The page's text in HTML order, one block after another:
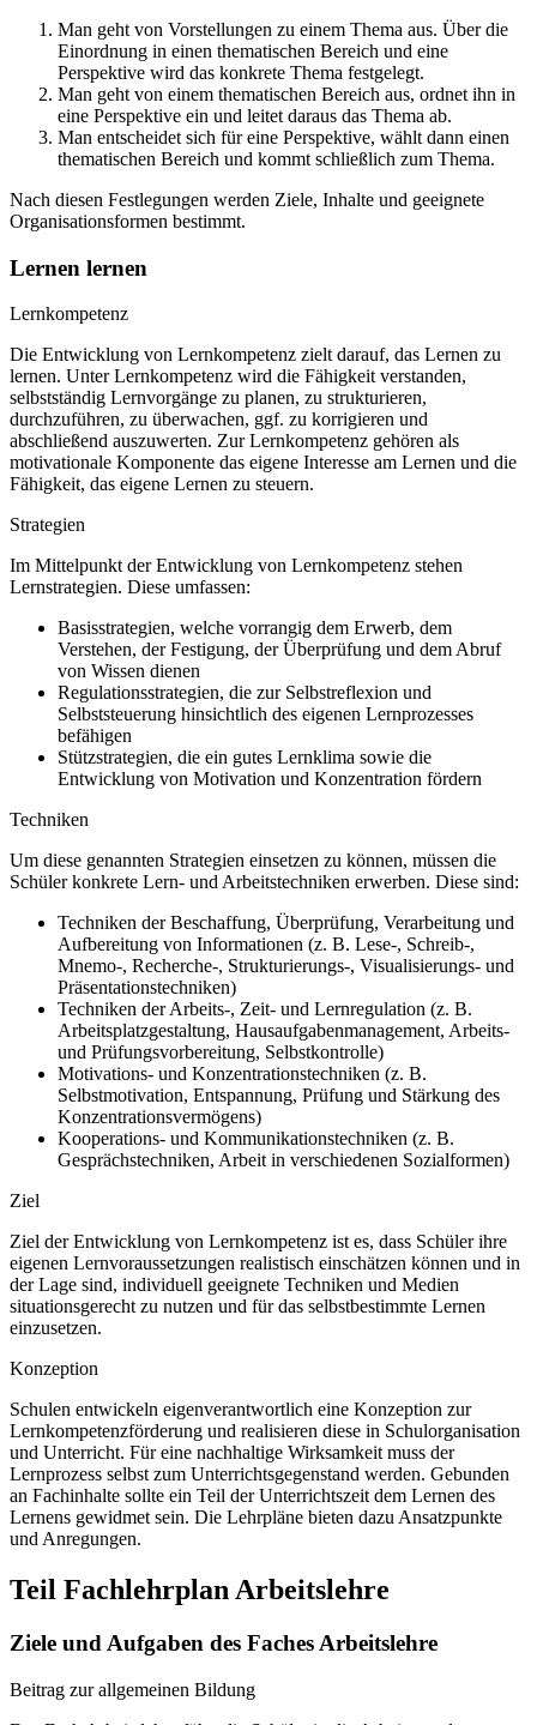
Man geht von Vorstellungen zu einem Thema aus. Über die
Einordnung in einen thematischen Bereich und eine
Perspektive wird das konkrete Thema festgelegt.
Man geht von einem thematischen Bereich aus, ordnet ihn in
eine Perspektive ein und leitet daraus das Thema ab.
Man entscheidet sich für eine Perspektive, wählt dann einen
thematischen Bereich und kommt schließlich zum Thema.
Nach diesen Festlegungen werden Ziele, Inhalte und geeignete
Organisationsformen bestimmt.
Lernen lernen
Lernkompetenz
Die Entwicklung von Lernkompetenz zielt darauf, das Lernen zu
lernen. Unter Lernkompetenz wird die Fähigkeit verstanden,
selbstständig Lernvorgänge zu planen, zu strukturieren,
durchzuführen, zu überwachen, ggf. zu korrigieren und
abschließend auszuwerten. Zur Lernkompetenz gehören als
motivationale Komponente das eigene Interesse am Lernen und die
Fähigkeit, das eigene Lernen zu steuern.
Strategien
Im Mittelpunkt der Entwicklung von Lernkompetenz stehen
Lernstrategien. Diese umfassen:
Basisstrategien, welche vorrangig dem Erwerb, dem
Verstehen, der Festigung, der Überprüfung und dem Abruf
von Wissen dienen
Regulationsstrategien, die zur Selbstreflexion und
Selbststeuerung hinsichtlich des eigenen Lernprozesses
befähigen
Stützstrategien, die ein gutes Lernklima sowie die
Entwicklung von Motivation und Konzentration fördern
Techniken
Um diese genannten Strategien einsetzen zu können, müssen die
Schüler konkrete Lern- und Arbeitstechniken erwerben. Diese sind:
Techniken der Beschaffung, Überprüfung, Verarbeitung und
Aufbereitung von Informationen (z. B. Lese-, Schreib-,
Mnemo-, Recherche-, Strukturierungs-, Visualisierungs- und
Präsentationstechniken)
Techniken der Arbeits-, Zeit- und Lernregulation (z. B.
Arbeitsplatzgestaltung, Hausaufgabenmanagement, Arbeits-
und Prüfungsvorbereitung, Selbstkontrolle)
Motivations- und Konzentrationstechniken (z. B.
Selbstmotivation, Entspannung, Prüfung und Stärkung des
Konzentrationsvermögens)
Kooperations- und Kommunikationstechniken (z. B.
Gesprächstechniken, Arbeit in verschiedenen Sozialformen)
Ziel
Ziel der Entwicklung von Lernkompetenz ist es, dass Schüler ihre
eigenen Lernvoraussetzungen realistisch einschätzen können und in
der Lage sind, individuell geeignete Techniken und Medien
situationsgerecht zu nutzen und für das selbstbestimmte Lernen
einzusetzen.
Konzeption
Schulen entwickeln eigenverantwortlich eine Konzeption zur
Lernkompetenzförderung und realisieren diese in Schulorganisation
und Unterricht. Für eine nachhaltige Wirksamkeit muss der
Lernprozess selbst zum Unterrichtsgegenstand werden. Gebunden
an Fachinhalte sollte ein Teil der Unterrichtszeit dem Lernen des
Lernens gewidmet sein. Die Lehrpläne bieten dazu Ansatzpunkte
und Anregungen.
Teil Fachlehrplan Arbeitslehre
Ziele und Aufgaben des Faches Arbeitslehre
Beitrag zur allgemeinen Bildung